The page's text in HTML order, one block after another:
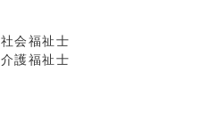
社会福祉士
介護福祉士